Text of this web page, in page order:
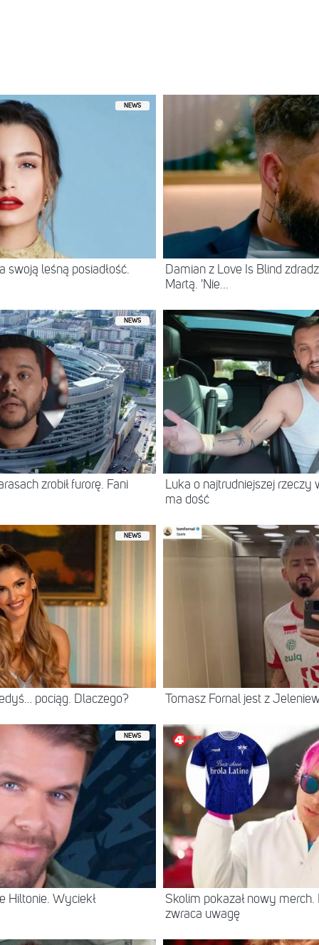
przez BILLIE EILISH (@billieeilish)
NEWS
leśną posiadłość.
Damian z Love Is Blind
Martą. 'Nie...
NEWS
zrobił furorę. Fani
Luka o najtrudniejszej rzeczy
ma dość
NEWS
pociąg. Dlaczego? Tomasz Fornal jest z
NEWS
Hiltonie. Wyciekł
Skolim pokazał nowy
zwraca uwagę